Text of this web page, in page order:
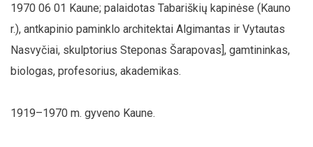
1970 06 01 Kaune; palaidotas Tabariškių kapinėse (Kauno
r.), antkapinio paminklo architektai Algimantas ir Vytautas
Nasvyčiai, skulptorius Steponas Šarapovas], gamtininkas,
biologas, profesorius, akademikas.
1919–1970 m. gyveno Kaune.